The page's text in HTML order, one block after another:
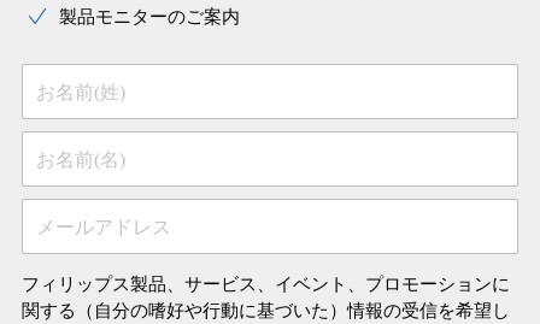
製品モニターのご案内
お名前(姓)
お名前(名)
メールアドレス
フィリップス製品、サービス、イベント、プロモーションに
関する（自分の嗜好や行動に基づいた）情報の受信を希望し